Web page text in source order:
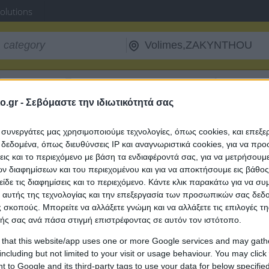
- Σεβόμαστε την ιδιωτικότητά σας
συνεργάτες μας χρησιμοποιούμε τεχνολογίες, όπως cookies, και
όπως διευθύνσεις IP και αναγνωριστικά cookies, για να
και το περιεχόμενο με βάση τα ενδιαφέροντά σας, για να
διαφημίσεων και του περιεχομένου και για να αποκτήσουμε εις
τις διαφημίσεις και το περιεχόμενο. Κάντε κλικ παρακάτω για να
της τεχνολογίας και την επεξεργασία των προσωπικών σας
Μπορείτε να αλλάξετε γνώμη και να αλλάξετε τις επιλογές
σας ανά πάσα στιγμή επιστρέφοντας σε αυτόν τον ιστότοπο.
that this website/app uses one or more Google services and may
but not limited to your visit or usage behaviour. You may
to Google and its third-party tags to use your data for below
Ferry Routes Fuel Prices Postal Codes Tax ID
Services
Volimes, ZAKYNTHOU
Travel Agencies in Volimes